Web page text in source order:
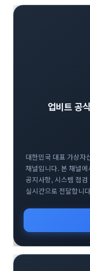
업비트 공
대한민국 대표 가상자
채널입니다. 본 채널
공지사항, 시스템 점
실시간으로 전달합니
안전하고 현명한 거래